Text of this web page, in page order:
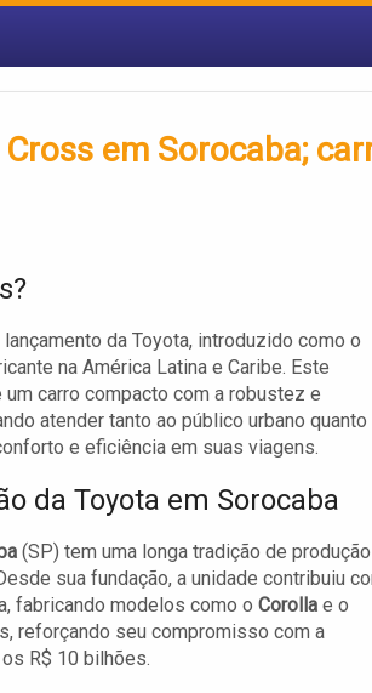
em Sorocaba;
da Toyota, introduzido como o
na América Latina e Caribe. Este
carro compacto com a robustez e
atender tanto ao público urbano quanto
e eficiência em suas viagens.
da Toyota em Sorocaba
(SP) tem uma longa tradição de produção
sua fundação, a unidade contribuiu
fabricando modelos como o Corolla e o
reforçando seu compromisso com a
R$ 10 bilhões.